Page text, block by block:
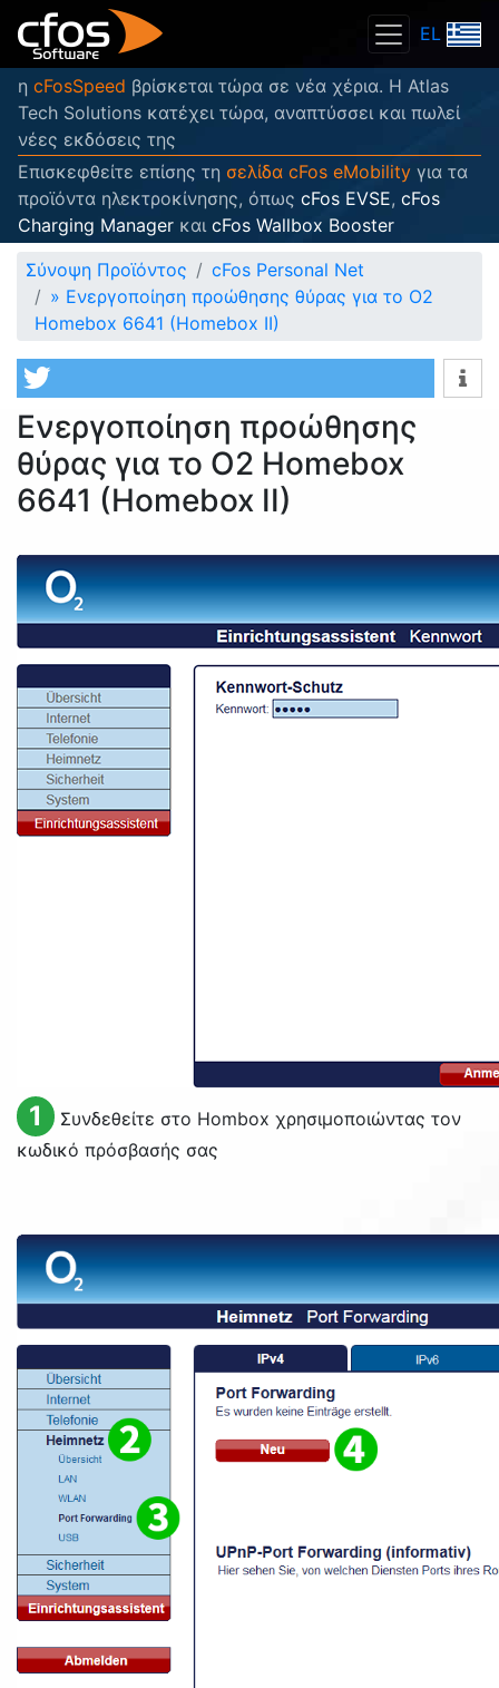
EL
η cFosSpeed βρίσκεται τώρα σε νέα χέρια. Η Atlas
Tech Solutions κατέχει τώρα, αναπτύσσει και πωλεί
νέες εκδόσεις της
Επισκεφθείτε επίσης τη σελίδα cFos eMobility για τα
προϊόντα ηλεκτροκίνησης, όπως cFos EVSE, cFos
Charging Manager και cFos Wallbox Booster
Σύνοψη Προϊόντος
cFos Personal Net
» Ενεργοποίηση προώθησης θύρας για το O2
Homebox 6641 (Homebox II)
Ενεργοποίηση προώθησης
θύρας για το O2 Homebox
6641 (Homebox II)
1
Συνδεθείτε στο Hombox χρησιμοποιώντας τον
κωδικό πρόσβασής σας